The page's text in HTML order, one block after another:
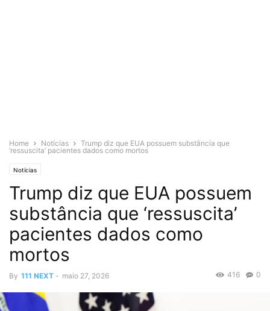
Home Notícias
Trump diz que EUA possuem substância que
‘ressuscita’ pacientes dados como mortos
Notícias
Trump diz que EUA possuem
substância que ‘ressuscita’
pacientes dados como
mortos
By 111 NEXT - maio 27, 2026 0
416